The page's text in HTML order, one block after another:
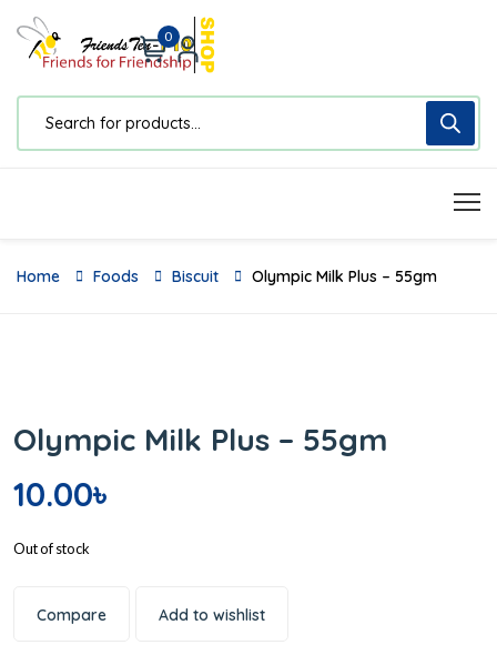
0
Home Foods Biscuit Olympic Milk Plus – 55gm
Olympic Milk Plus – 55gm
10.00৳
Out of stock
Compare Add to wishlist